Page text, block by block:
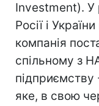
Investment). У
Росії і
компанія
спільному з
підприємству
яке, в свою